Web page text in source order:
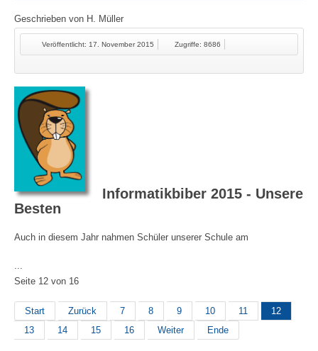
Geschrieben von H. Müller
Veröffentlicht: 17. November 2015 Zugriffe: 8686
Informatikbiber 2015 - Unsere
Besten
Auch in diesem Jahr nahmen Schüler unserer Schule am
Seite 12 von 16
Start Zurück 7 8 9 10 11
12
13
14 15 16 Weiter Ende